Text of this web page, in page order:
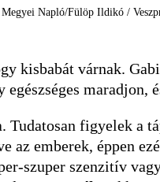
Napló/Fülöp Ildikó /
kisbabát várnak.
maradjon,
Tudatosan figyelek a
az emberek, éppen
szuper szenzitív